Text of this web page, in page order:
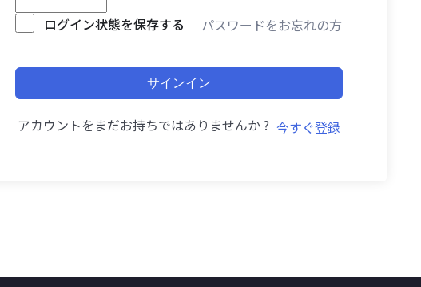
ログイン状態を保存する パスワードをお忘れの方
サインイン
アカウントをまだお持ちではありませんか ? 今すぐ登録